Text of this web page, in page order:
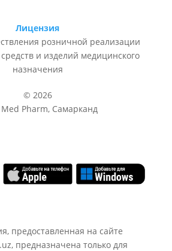
Лицензия
розничной реализации
и изделий медицинского
назначения
© 2026
Med Pharm, Самарканд
предоставленная на сайте
предназначена только для